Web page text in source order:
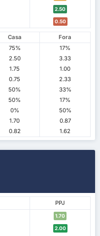
2.50
0.50
Casa
Fora
75%
17%
2.50
3.33
1.75
1.00
0.75
2.33
50%
33%
50%
17%
0%
50%
1.70
0.87
0.82 1.62
PPJ
1.70
2.00